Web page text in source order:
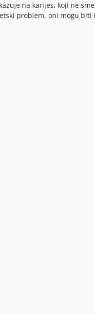
na karijes, koji ne
problem, oni mogu